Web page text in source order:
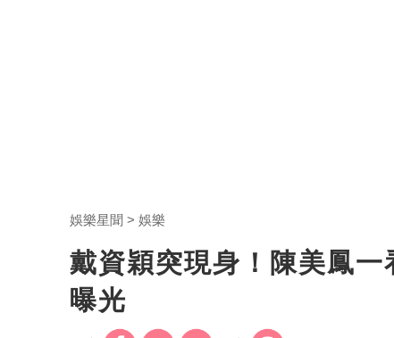
娛樂星聞 娛樂
戴資穎突現身！陳美鳳
曝光